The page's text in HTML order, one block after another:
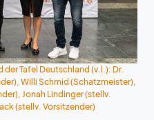
Tafel Deutschland (v.l.): Dr.
Willi Schmid (Schatzmeister),
Jonah Lindinger (stellv.
(stellv. Vorsitzender)